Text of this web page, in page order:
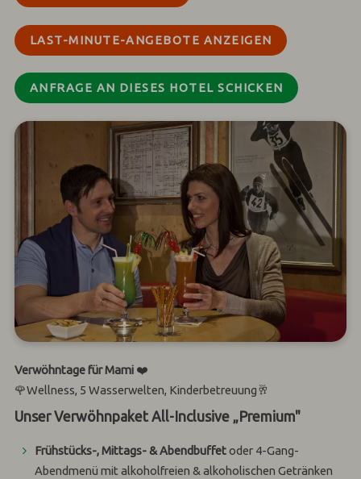
LAST-MINUTE-ANGEBOTE ANZEIGEN
ANFRAGE AN DIESES HOTEL SCHICKEN
Verwöhntage für Mami ❤️
🌹Wellness, 5 Wasserwelten, Kinderbetreuung🥂
Unser Verwöhnpaket All-Inclusive „Premium"
Frühstücks-, Mittags- & Abendbuffetoder 4-Gang-
Abendmenü mit alkoholfreien & alkoholischen Getränken